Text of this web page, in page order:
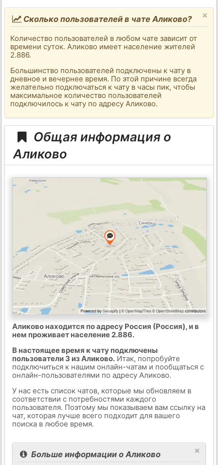
×
Сколько пользователей в чате Аликово?
Количество пользователей в любом чате зависит от
времени суток. Аликово имеет население жителей
2.886.
Большинство пользователей подключены к чату в
дневное и вечернее время. По этой причине всегда
желательно подключаться к чату в часы пик, чтобы
максимальное количество пользователей
подключилось к чату по адресу Аликово.
Общая информация о
Аликово
Аликово находится по адресу Россия (Россия), и в
нем проживает население 2.886.
В настоящее время к чату подключены
пользователи 3 из Аликово.Итак, попробуйте
подключиться к нашим онлайн-чатам и пообщаться с
онлайн-пользователями по адресу Аликово.
У нас есть список чатов, которые мы обновляем в
соответствии с потребностями каждого
пользователя. Поэтому мы показываем вам ссылку на
чат, которая лучше всего подходит для вашего
поиска в любое время.
×
Больше информации о Аликово